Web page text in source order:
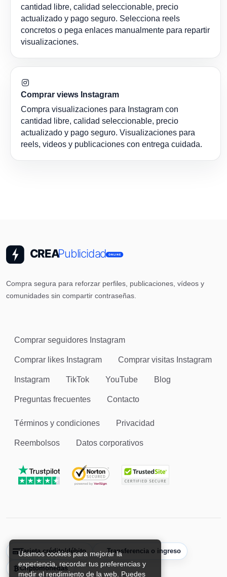
cantidad libre, calidad seleccionable, precio
actualizado y pago seguro. Selecciona reels
concretos o pega enlaces manualmente para repartir
visualizaciones.
Comprar views Instagram
Compra visualizaciones para Instagram con
cantidad libre, calidad seleccionable, precio
actualizado y pago seguro. Visualizaciones para
reels, videos y publicaciones con entrega cuidada.
Usamos cookies para mejorar la
experiencia, recordar tus preferencias y
medir el rendimiento de la web. Puedes
Compra segura para reforzar perfiles, publicaciones, vídeos y
comunidades sin compartir contraseñas.
Comprar seguidores Instagram
Comprar likes Instagram Comprar visitas Instagram
Instagram TikTok YouTube Blog
Preguntas frecuentes Contacto
Términos y condiciones Privacidad
Reembolsos Datos corporativos
Tarjeta crédito/débito Transferencia o ingreso
Criptomonedas